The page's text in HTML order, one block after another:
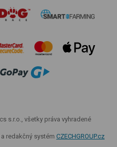
s.r.o., všetky práva vyhradené
a redakčný systém CZECHGROUP.cz